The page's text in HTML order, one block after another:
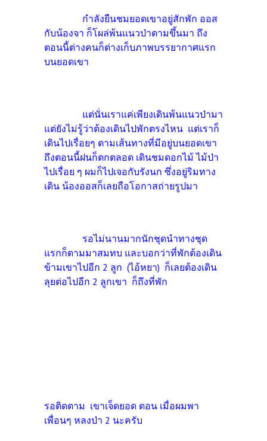
กำลังยืนชมยอดเขาอยู่สักพัก ออส
กับน้องจา ก็โผล่พ้นแนวป่าตามขึ้นมา ถึง
ตอนนี้ต่างคนก็ต่างเก็บภาพบรรยากาศแรก
บนยอดเขา
แต่นั่นเราแค่เพียงเดินพ้นแนวป่ามา
แต่ยังไม่รู้ว่าต้องเดินไปพักตรงไหน แต่เราก็
เดินไปเรื่อยๆ ตามเส้นทางที่มีอยู่บนยอดเขา
ถึงตอนนี้ฝนก็ตกตลอด เดินชมดอกไม้ ไม้ป่า
ไปเรื่อย ๆ ผมก็ไปเจอกับรังนก ซึ่งอยู่ริมทาง
เดิน น้องออสก็เลยถือโอกาสถ่ายรูปมา
รอไม่นานมากนักชุดนำทางชุด
แรกก็ตามมาสมทบ และบอกว่าที่พักต้องเดิน
ข้ามเขาไปอีก 2 ลูก (ไอ้หยา) ก็เลยต้องเดิน
ลุยต่อไปอีก 2 ลูกเขา ก็ถึงที่พัก
รอติดตาม เขาเจ็ดยอด ตอน เมื่อผมพา
เพื่อนๆ หลงป่า 2 นะครับ